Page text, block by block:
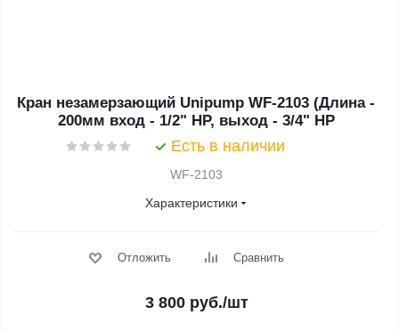
Кран незамерзающий Unipump WF-2103 (Длина -
200мм вход - 1/2" НР, выход - 3/4" НР
Есть в наличии
WF-2103
Характеристики
Отложить Сравнить
3 800руб./шт